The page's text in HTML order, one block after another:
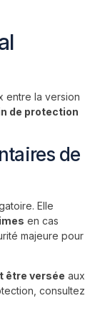
entre la version
de protection
de
Elle
en cas
majeure pour
être versée aux
consultez